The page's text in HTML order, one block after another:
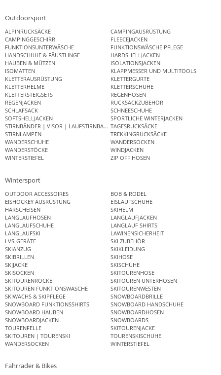
Outdoorsport
ALPINRUCKSÄCKE
CAMPINGAUSRÜSTUNG
CAMPINGGESCHIRR
FLEECEJACKEN
FUNKTIONSUNTERWÄSCHE
FUNKTIONSWÄSCHE PFLEGE
HANDSCHUHE & FÄUSTLINGE
HARDSHELLJACKEN
HAUBEN & MÜTZEN
ISOLATIONSJACKEN
ISOMATTEN
KLAPPMESSER UND MULTITOOLS
KLETTERAUSRÜSTUNG
KLETTERGURTE
KLETTERHELME
KLETTERSCHUHE
KLETTERSTEIGSETS
REGENHOSEN
REGENJACKEN
RUCKSACKZUBEHÖR
SCHLAFSACK
SCHNEESCHUHE
SOFTSHELLJACKEN
SPORTLICHE WINTERJACKEN
STIRNBÄNDER | VISOR | LAUFSTIRNBANDTAGESRUCKSÄCKE
STIRNLAMPEN
TREKKINGRUCKSÄCKE
WANDERSCHUHE
WANDERSOCKEN
WANDERSTÖCKE
WINDJACKEN
WINTERSTIEFEL
ZIP OFF HOSEN
Wintersport
OUTDOOR ACCESSOIRES
BOB & RODEL
EISHOCKEY AUSRÜSTUNG
EISLAUFSCHUHE
HARSCHEISEN
SKIHELM
LANGLAUFHOSEN
LANGLAUFJACKEN
LANGLAUFSCHUHE
LANGLAUF SHIRTS
LANGLAUFSKI
LAWINENSICHERHEIT
LVS-GERÄTE
SKI ZUBEHÖR
SKIANZUG
SKIKLEIDUNG
SKIBRILLEN
SKIHOSE
SKIJACKE
SKISCHUHE
SKISOCKEN
SKITOURENHOSE
SKITOURENRÖCKE
SKITOUREN UNTERHOSEN
SKITOUREN FUNKTIONSWÄSCHE
SKITOURENWESTEN
SKIWACHS & SKIPFLEGE
SNOWBOARDBRILLE
SNOWBOARD FUNKTIONSSHIRTS
SNOWBOARD HANDSCHUHE
SNOWBOARD HAUBEN
SNOWBOARDHOSEN
SNOWBOARDJACKEN
SNOWBOARDS
TOURENFELLE
SKITOURENJACKE
SKITOUREN | TOURENSKI
TOURENSKISCHUHE
WANDERSOCKEN
WINTERSTIEFEL
Fahrräder & Bikes